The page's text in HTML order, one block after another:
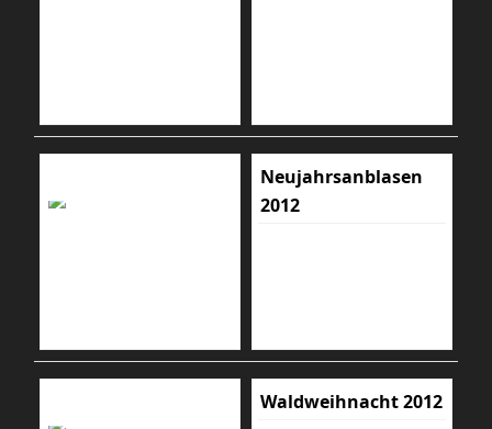
Neujahrsanblasen
2012
Waldweihnacht 2012